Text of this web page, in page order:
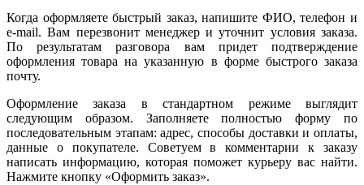
Когда оформляете быстрый заказ, напишите ФИО, телефон и
e-mail. Вам перезвонит менеджер и уточнит условия заказа.
По результатам разговора вам придет подтверждение
оформления товара на указанную в форме быстрого заказа
почту.
Оформление заказа в стандартном режиме выглядит
следующим образом. Заполняете полностью форму по
последовательным этапам: адрес, способы доставки и оплаты,
данные о покупателе. Советуем в комментарии к заказу
написать информацию, которая поможет курьеру вас найти.
Нажмите кнопку «Оформить заказ».